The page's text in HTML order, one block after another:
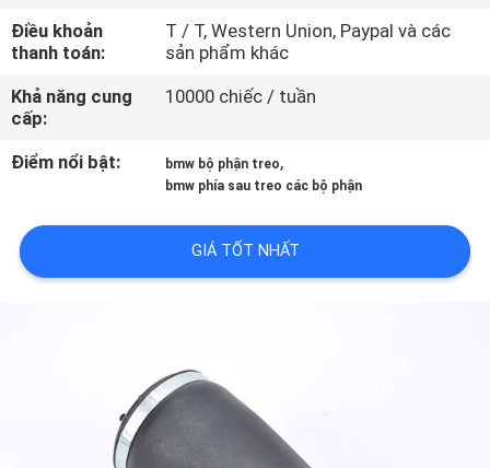
KIỂM
SOÁT
CHẤT
LƯỢNG
LIÊN
HỆ
Điều khoản
thanh toán:
T / T, Western Union, Paypal và các
sản phẩm khác
Khả năng cung
cấp:
10000 chiếc / tuần
Điểm nổi bật: bmw bộ phận treo,
bmw phía sau treo các bộ phận
GIÁ TỐT NHẤT